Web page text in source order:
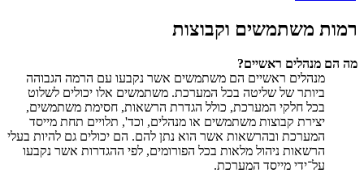
רמות משתמשים וקבוצות
מה הם מנהלים ראשיים?
מנהלים ראשיים הם משתמשים אשר נקבעו עם הרמה הגבוהה
ביותר של שליטה בכל המערכת. משתמשים אלו יכולים לשלוט
בכל חלקי המערכת, כולל הגדרת הרשאות, חסימת משתמשים,
יצירת קבוצות משתמשים או מנהלים, וכד', תלויים תחת מייסד
המערכת ובהרשאות אשר הוא נתן להם. הם יכולים גם להיות בעלי
הרשאות ניהול מלאות בכל הפורומים, לפי ההגדרות אשר נקבעו
על־ידי מייסד המערכת.